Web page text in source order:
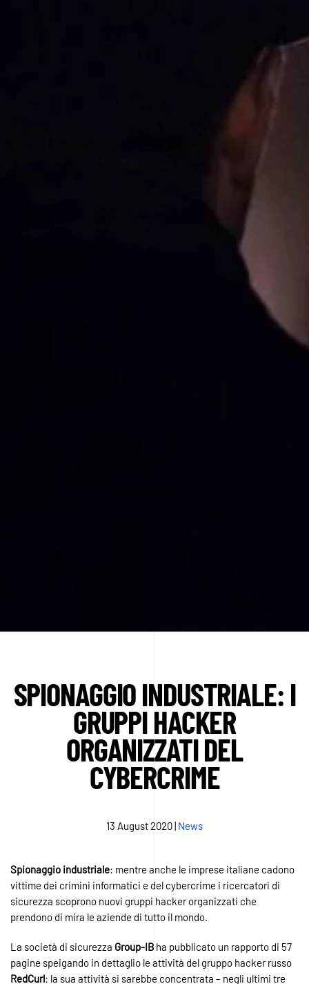
SPIONAGGIO INDUSTRIALE: I
GRUPPI HACKER
ORGANIZZATI DEL
CYBERCRIME
13 August 2020| News
Spionaggio industriale: mentre anche le imprese italiane cadono
vittime dei crimini informatici e del cybercrime i ricercatori di
sicurezza scoprono nuovi gruppi hacker organizzati che
prendono di mira le aziende di tutto il mondo.
La società di sicurezza Group-IB ha pubblicato un rapporto di 57
pagine speigando in dettaglio le attività del gruppo hacker russo
RedCurl: la sua attività si sarebbe concentrata – negli ultimi tre